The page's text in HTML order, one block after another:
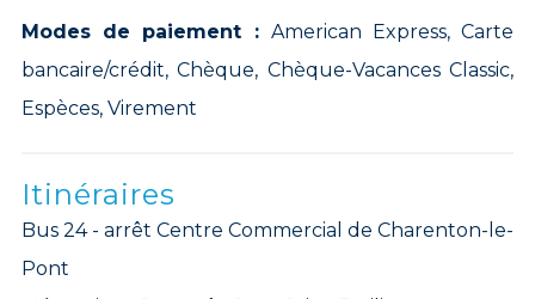
Modes de paiement : American Express, Carte
bancaire/crédit, Chèque, Chèque-Vacances Classic,
Espèces, Virement
Itinéraires
Bus 24 - arrêt Centre Commercial de Charenton-le-
Pont